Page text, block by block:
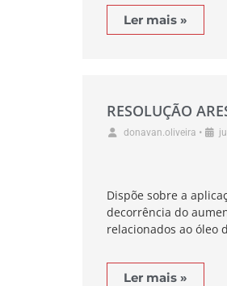
Ler mais »
RESOLUÇÃO
donavan.oliveira •
Dispõe sobre a
decorrência do
relacionados ao óleo
Ler mais »